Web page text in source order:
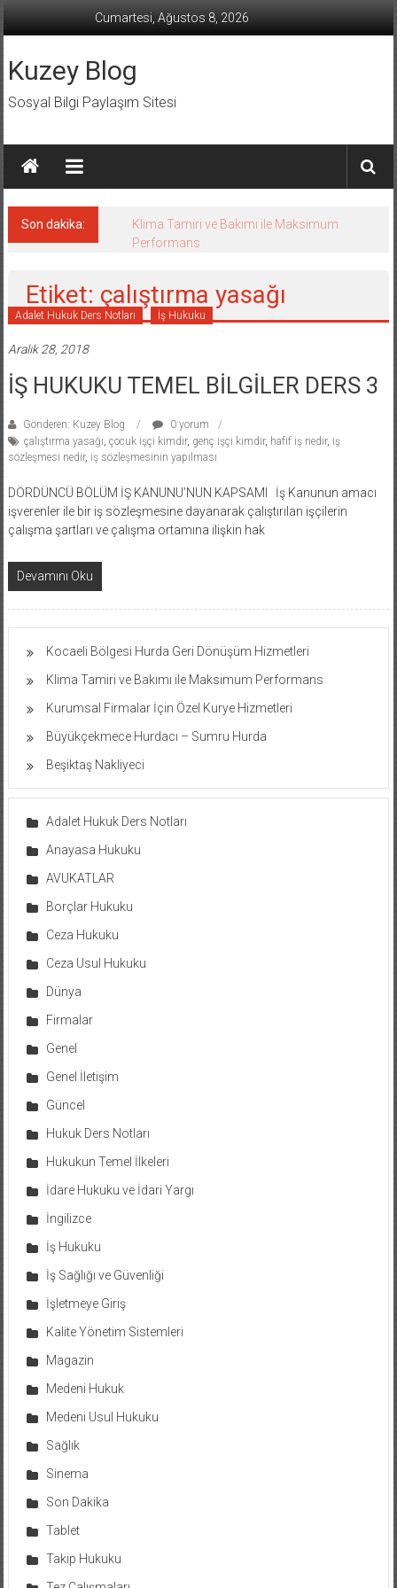
Cumartesi, Ağustos 8, 2026
Kuzey Blog
Sosyal Bilgi Paylaşım Sitesi
Son dakika:
Klima Tamiri ve Bakımı ile Maksimum
Performans
Etiket: çalıştırma yasağı
Adalet Hukuk Ders Notları İş Hukuku
Aralık 28, 2018
İŞ HUKUKU TEMEL BİLGİLER DERS 3
Gönderen: Kuzey Blog
0 yorum
çalıştırma yasağı, çocuk işçi kimdir, genç işçi kimdir, hafif iş nedir, iş
sözleşmesi nedir, iş sözleşmesinin yapılması
DÖRDÜNCÜ BÖLÜM İŞ KANUNU’NUN KAPSAMI İş Kanunun amacı
işverenler ile bir iş sözleşmesine dayanarak çalıştırılan işçilerin
çalışma şartları ve çalışma ortamına ilişkin hak
Devamını Oku
Kocaeli Bölgesi Hurda Geri Dönüşüm Hizmetleri
Klima Tamiri ve Bakımı ile Maksimum Performans
Kurumsal Firmalar İçin Özel Kurye Hizmetleri
Büyükçekmece Hurdacı – Sumru Hurda
Beşiktaş Nakliyeci
Adalet Hukuk Ders Notları
Anayasa Hukuku
AVUKATLAR
Borçlar Hukuku
Ceza Hukuku
Ceza Usul Hukuku
Dünya
Firmalar
Genel
Genel İletişim
Güncel
Hukuk Ders Notları
Hukukun Temel İlkeleri
İdare Hukuku ve İdari Yargı
İngilizce
İş Hukuku
İş Sağlığı ve Güvenliği
İşletmeye Giriş
Kalite Yönetim Sistemleri
Magazin
Medeni Hukuk
Medeni Usul Hukuku
Sağlık
Sinema
Son Dakika
Tablet
Takip Hukuku